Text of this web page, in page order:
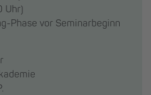
Uhr)
Phase vor Seminarbeginn